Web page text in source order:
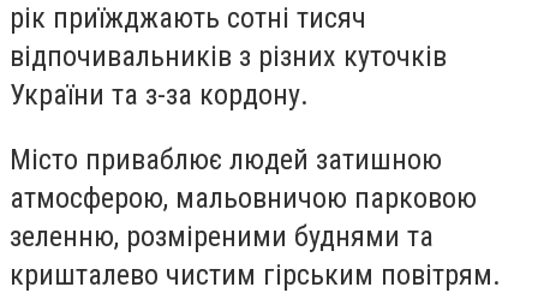
рік приїжджають сотні тисяч
відпочивальників з різних куточків
України та з-за кордону.
Місто приваблює людей затишною
атмосферою, мальовничою парковою
зеленню, розміреними буднями та
кришталево чистим гірським повітрям.